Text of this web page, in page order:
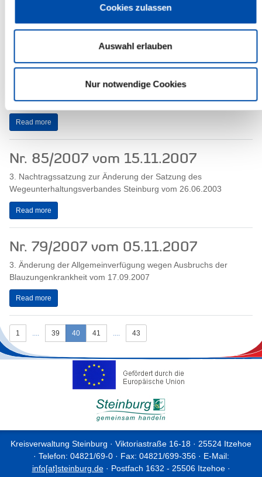
Cookies zulassen
Auswahl erlauben
Nur notwendige Cookies
Nr. 91/2007 vom 18.12.2007
Unterkunft und Heizung nach § 22 Abs. 1 SGB II durch die
kreisangehörigen Städte und...
Read more
Nr. 85/2007 vom 15.11.2007
3. Nachtragssatzung zur Änderung der Satzung des
Wegeunterhaltungsverbandes Steinburg vom 26.06.2003
Read more
Nr. 79/2007 vom 05.11.2007
3. Änderung der Allgemeinverfügung wegen Ausbruchs der
Blauzungenkrankheit vom 17.09.2007
Read more
1 .... 39 40 41 .... 43
Kreisverwaltung Steinburg · Viktoriastraße 16-18 · 25524 Itzehoe
· Telefon: 04821/69-0 · Fax: 04821/699-356 · E-Mail:
info[at]steinburg.de· Postfach 1632 - 25506 Itzehoe ·